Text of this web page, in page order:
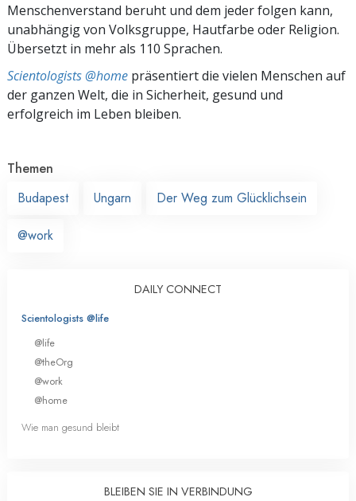
Menschenverstand beruht und dem jeder folgen kann,
unabhängig von Volksgruppe, Hautfarbe oder Religion.
Übersetzt in mehr als 110 Sprachen.
Scientologists @home präsentiert die vielen Menschen auf
der ganzen Welt, die in Sicherheit, gesund und
erfolgreich im Leben bleiben.
Themen
Budapest
Ungarn Der Weg zum Glücklichsein
@work
DAILY CONNECT
Scientologists @life
@life
@theOrg
@work
@home
Wie man gesund bleibt
BLEIBEN SIE IN VERBINDUNG